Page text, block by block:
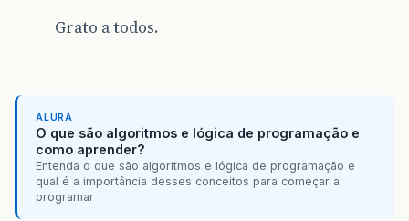
Grato a todos.
ALURA
O que são algoritmos e lógica de programação e
como aprender?
Entenda o que são algoritmos e lógica de programação e
qual é a importância desses conceitos para começar a
programar